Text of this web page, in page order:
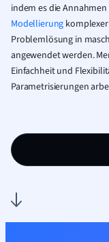
indem es die
Modellierung
Problemlösung in
angewendet werden.
Einfachheit und
Parametrisierungen